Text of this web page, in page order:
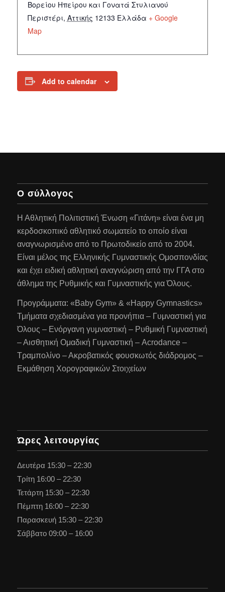
Βορείου Ηπείρου και Γονατά Στυλιανού
Περιστέρι, Αττικής 12133 Ελλάδα + Google
Map
Add to calendar
Ο σύλλογος
Η Αθλητική Πολιτιστική Ένωση «Γιτάνη» είναι ένα μη
κερδοσκοπικό αθλητικό σωματείο το οποίο είναι
αναγνωρισμένο από το Πρωτοδικείο από το 2004.
Είναι μέλος της Ελληνικής Γυμναστικής Ομοσπονδίας
και έχει ειδική αθλητική αναγνώριση από την ΓΓΑ στο
άθλημα της Ρυθμικής και Γυμναστικής για Όλους.
Προγράμματα: «Baby Gym» & «Happy Gymnastics»
Τμήματα σχεδιασμένα για προνήπια – Γυμναστική για
Όλους – Ενόργανη γυμναστική – Ρυθμική Γυμναστική
– Αισθητική Ομαδική Γυμναστική – Acrodance –
Τραμπολίνο – Ακροβατικός φουσκωτός διάδρομος –
Εκμάθηση Χορογραφικών Στοιχείων
Ώρες λειτουργίας
Δευτέρα 15:30 – 22:30
Τρίτη 16:00 – 22:30
Τετάρτη 15:30 – 22:30
Πέμπτη 16:00 – 22:30
Παρασκευή 15:30 – 22:30
Σάββατο 09:00 – 16:00